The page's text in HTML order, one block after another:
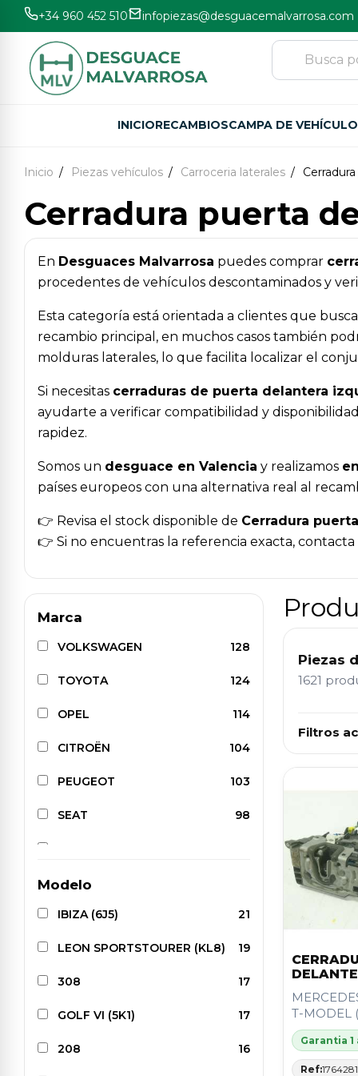
+34 960 452 510 infopiezas@desguacemalvarrosa.com
INICIORECAMBIOSCAMPA DE
Inicio Piezas vehículos Carroceria laterales
Cerradura puerta
En Desguaces Malvarrosa puedes comprar
procedentes de vehículos descontaminados y
Esta categoría está orientada a clientes que
recambio principal, en muchos casos también
molduras laterales, lo que facilita localizar el
Si necesitas cerraduras de puerta delantera
ayudarte a verificar compatibilidad y
rapidez.
Somos un desguace en Valencia y realizamos
países europeos con una alternativa real al
👉 Revisa el stock disponible de Cerradura
👉 Si no encuentras la referencia exacta, contacta
Marca
VOLKSWAGEN 128
TOYOTA 124
OPEL 114
CITROËN 104
PEUGEOT 103
SEAT 98
AUDI
RENAULT 85
FORD 83
FIAT 79
MERCEDES-BENZ 76
NISSAN 64
Modelo
IBIZA (6J5) 21
LEON SPORTSTOURER (KL8) 19
308 17
GOLF VI (5K1) 17
208 16
Piezas
1621
Filtros
T-MODEL
Garantia 1
Ref: